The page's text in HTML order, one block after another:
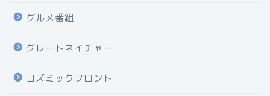
グルメ番組
グレートネイチャー
コズミックフロント